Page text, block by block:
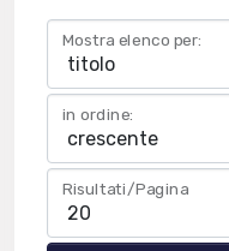
Mostra elenco per:
in ordine:
Risultati/Pagina